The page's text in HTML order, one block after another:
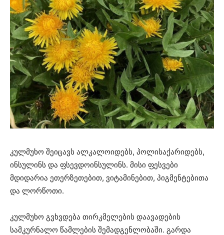
კულმუხო შეიცავს ალკალოიდებს, პოლისაქარიდებს,
ინსულინს და ფსევდოინსულინს. მისი ფესვები
მდიდარია ეთერზეთებით, ვიტამინებით, პიგმენტებითა
და ლორწოთი.
კულმუხო გვხვდება თირკმელების დაავადების
სამკურნალო წამლების შემადგენლობაში. გარდა